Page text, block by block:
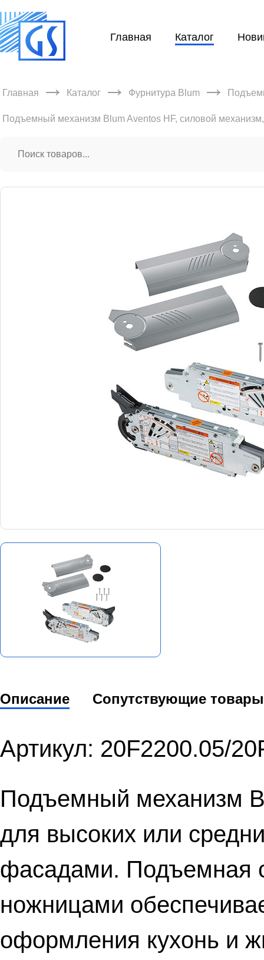
Главная Каталог
Главная → Каталог → Фурнитура Blum →
Подъемный механизм Blum Aventos HF, силовой
Описание Сопутствующие товары
Артикул: 20F2200.05/
Подъемный механизм
для высоких или
фасадами. Подъемная
ножницами
оформления кухонь и